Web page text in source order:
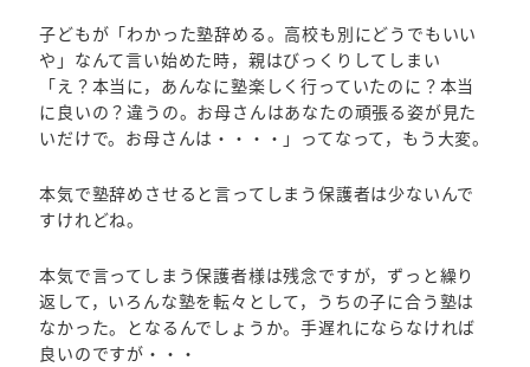
子どもが「わかった塾辞める。高校も別にどうでもいい
や」なんて言い始めた時，親はびっくりしてしまい
「え？本当に，あんなに塾楽しく行っていたのに？本当
に良いの？違うの。お母さんはあなたの頑張る姿が見た
いだけで。お母さんは・・・・」ってなって，もう大変。
本気で塾辞めさせると言ってしまう保護者は少ないんで
すけれどね。
本気で言ってしまう保護者様は残念ですが，ずっと繰り
返して，いろんな塾を転々として，うちの子に合う塾は
なかった。となるんでしょうか。手遅れにならなければ
良いのですが・・・